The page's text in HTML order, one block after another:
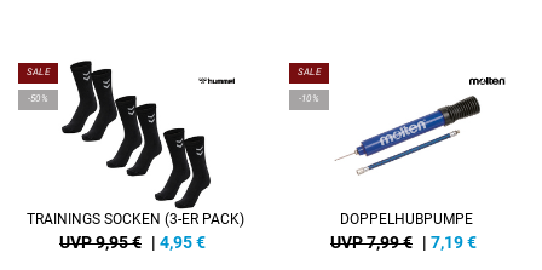
SALE
-50%
TRAININGS SOCKEN (3-ER PACK)
UVP 9,95 € | 4,95€
SALE
-10%
DOPPELHUBPUMPE
UVP 7,99 € | 7,19€